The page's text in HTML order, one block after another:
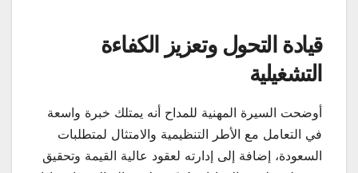
قيادة التحول وتعزيز الكفاءة
التشغيلية
أوضحت السيرة المهنية للمداح أنه يمتلك خبرة واسعة
في التعامل مع الأطر التنظيمية والامتثال لمتطلبات
السعودة، إضافة إلى إدارته لعقود عالية القيمة وتحقيق